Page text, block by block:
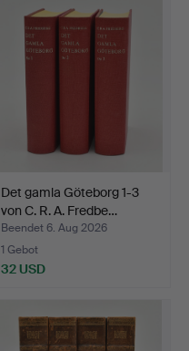
Det gamla Göteborg 1-3
von C. R. A. Fredbe…
Beendet 6. Aug 2026
1 Gebot
32 USD